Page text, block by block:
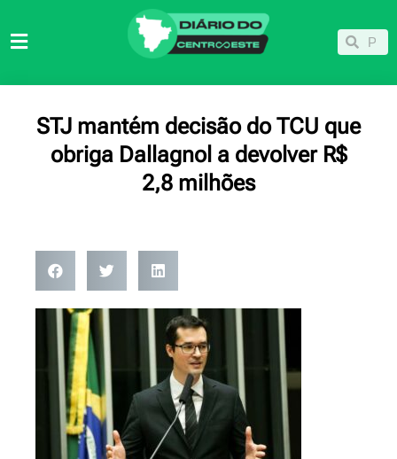
para
Pesquisar
STJ mantém decisão do TCU que
obriga Dallagnol a devolver R$
2,8 milhões